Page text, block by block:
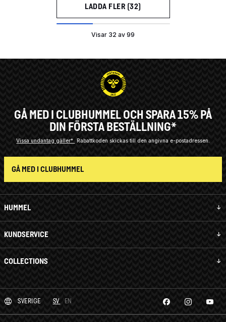
LADDA FLER (32)
Visar 32 av 99
HUMMEL
KUNDSERVICE
COLLECTIONS
GÅ MED I CLUBHUMMEL OCH SPARA 15% PÅ
DIN FÖRSTA BESTÄLLNING*
Vissa undantag gäller* Rabattkoden skickas till den angivna e-postadressen.
GÅ MED I CLUBHUMMEL
SVERIGE SV EN